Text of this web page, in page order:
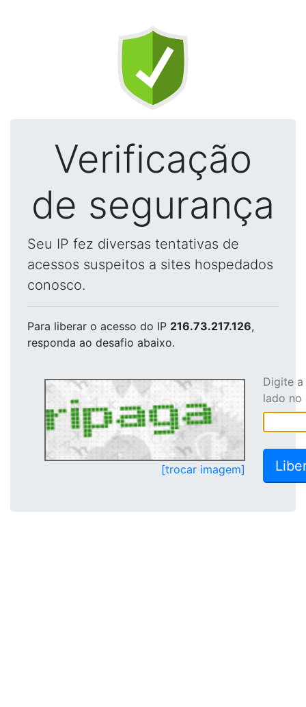
Verificação
de segurança
Seu IP fez diversas tentativas de
acessos suspeitos a sites hospedados
conosco.
Para liberar o acesso do IP 216.73.217.126,
responda ao desafio abaixo.
[trocar imagem]
Digite
lado no